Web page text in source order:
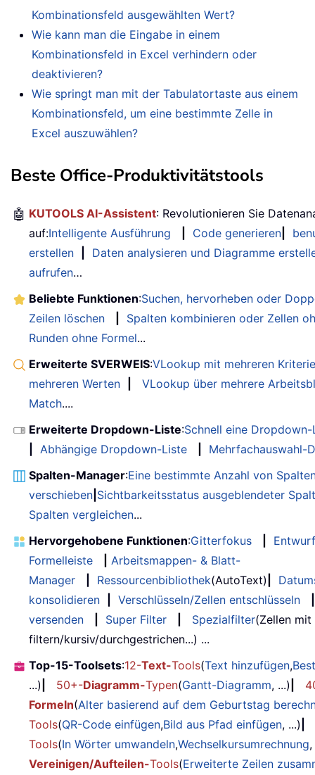
Kombinationsfeld ausgewählten Wert?
Wie kann man die Eingabe in einem
Kombinationsfeld in Excel verhindern oder
deaktivieren?
Wie springt man mit der Tabulatortaste aus einem
Kombinationsfeld, um eine bestimmte Zelle in
Excel auszuwählen?
Beste Office-Produktivitätstools
🤖 KUTOOLS AI-Assistent: Revolutionieren Sie
auf:Intelligente Ausführung Code generieren
erstellen
Daten analysieren und Diagramme
aufrufen…
Beliebte Funktionen:Suchen, hervorheben oder
Zeilen löschen
Spalten kombinieren oder Zellen
Runden ohne Formel...
Erweiterte SVERWEIS:VLookup mit mehreren
mehreren Werten
VLookup über mehrere
Match....
Erweiterte Dropdown-Liste:Schnell eine
Abhängige Dropdown-Liste
Mehrfachauswahl-
Spalten-Manager:Eine bestimmte Anzahl von
verschieben Sichtbarkeitsstatus ausgeblendeter
Spalten vergleichen...
Hervorgehobene Funktionen:Gitterfokus
Entwurf
Formelleiste
Arbeitsmappen- & Blatt-
Manager
Ressourcenbibliothek(AutoText)
konsolidieren
Verschlüsseln/Zellen entschlüsseln
versenden
Super Filter Spezialfilter(Zellen
filtern/kursiv/durchgestrichen...) ...
Top-15-Toolsets:12-Text-Tools(Text hinzufügen,
...)
50+-Diagramm-Typen(Gantt-Diagramm, ...)
Formeln(Alter basierend auf dem Geburtstag
Tools(QR-Code einfügen,Bild aus Pfad einfügen, ...)
Tools(In Wörter umwandeln,Wechselkursumrechnung
Vereinigen/Aufteilen-Tools(Erweiterte Zeilen